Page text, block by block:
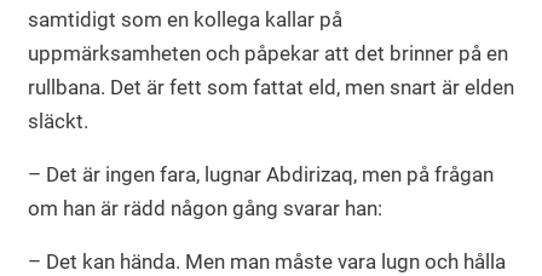
samtidigt som en kollega kallar på
uppmärksamheten och påpekar att det brinner på en
rullbana. Det är fett som fattat eld, men snart är elden
släckt.
– Det är ingen fara, lugnar Abdirizaq, men på frågan
om han är rädd någon gång svarar han:
– Det kan hända. Men man måste vara lugn och hålla